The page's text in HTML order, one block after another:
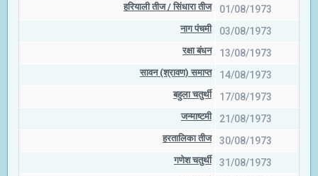
हरियाली तीज / सिंधारा तीज 01/08/1973
नाग पंचमी 03/08/1973
रक्षा बंधन 13/08/1973
सावन (श्रावण) समाप्त 14/08/1973
बहुला चतुर्थी 17/08/1973
जन्माष्टमी 21/08/1973
हरतालिका तीज 30/08/1973
गणेश चतुर्थी 31/08/1973